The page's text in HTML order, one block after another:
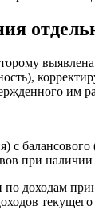
им
балансового
при наличии
доходам